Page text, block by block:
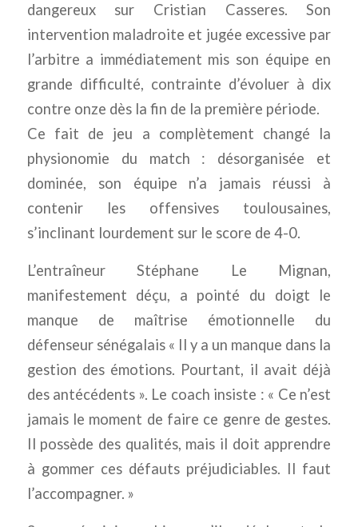
dangereux sur Cristian Casseres. Son
intervention maladroite et jugée excessive par
l’arbitre a immédiatement mis son équipe en
grande difficulté, contrainte d’évoluer à dix
contre onze dès la fin de la première période.
Ce fait de jeu a complètement changé la
physionomie du match : désorganisée et
dominée, son équipe n’a jamais réussi à
contenir les offensives toulousaines,
s’inclinant lourdement sur le score de 4-0.
L’entraîneur Stéphane Le Mignan,
manifestement déçu, a pointé du doigt le
manque de maîtrise émotionnelle du
défenseur sénégalais « Il y a un manque dans la
gestion des émotions. Pourtant, il avait déjà
des antécédents ». Le coach insiste : « Ce n’est
jamais le moment de faire ce genre de gestes.
Il possède des qualités, mais il doit apprendre
à gommer ces défauts préjudiciables. Il faut
l’accompagner. »